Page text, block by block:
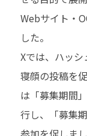
Webサイト・
した。
Xでは、ハッ
寝顔の投稿を
は「募集期間
行し、「募集